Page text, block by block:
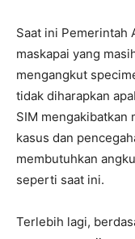
Saat ini Pemerintah
maskapai yang
mengangkut
tidak diharapkan
SIM mengakibatkan
kasus dan
membutuhkan
seperti saat ini.
Terlebih lagi,